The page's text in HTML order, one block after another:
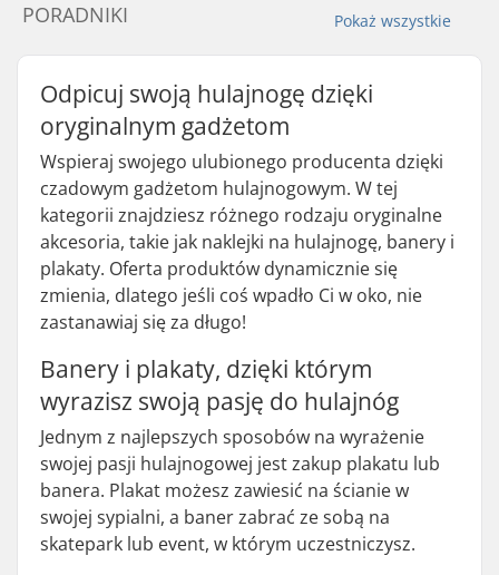
Pokaż wszystkie
PORADNIKI
Odpicuj swoją hulajnogę dzięki
oryginalnym gadżetom
Wspieraj swojego ulubionego producenta dzięki
czadowym gadżetom hulajnogowym. W tej
kategorii znajdziesz różnego rodzaju oryginalne
akcesoria, takie jak naklejki na hulajnogę, banery i
plakaty. Oferta produktów dynamicznie się
zmienia, dlatego jeśli coś wpadło Ci w oko, nie
zastanawiaj się za długo!
Banery i plakaty, dzięki którym
wyrazisz swoją pasję do hulajnóg
Jednym z najlepszych sposobów na wyrażenie
swojej pasji hulajnogowej jest zakup plakatu lub
banera. Plakat możesz zawiesić na ścianie w
swojej sypialni, a baner zabrać ze sobą na
skatepark lub event, w którym uczestniczysz.